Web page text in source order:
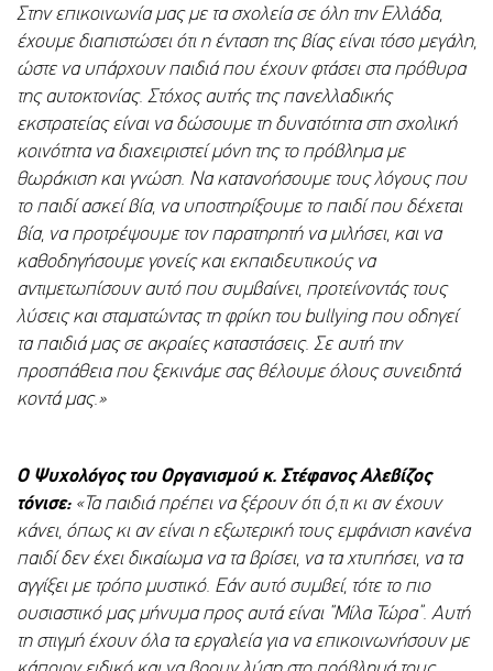
Στην επικοινωνία μας με τα σχολεία σε όλη την Ελλάδα,
έχουμε διαπιστώσει ότι η ένταση της βίας είναι τόσο μεγάλη,
ώστε να υπάρχουν παιδιά που έχουν φτάσει στα πρόθυρα
της αυτοκτονίας. Στόχος αυτής της πανελλαδικής
εκστρατείας είναι να δώσουμε τη δυνατότητα στη σχολική
κοινότητα να διαχειριστεί μόνη της το πρόβλημα με
θωράκιση και γνώση. Να κατανοήσουμε τους λόγους που
το παιδί ασκεί βία, να υποστηρίξουμε το παιδί που δέχεται
βία, να προτρέψουμε τον παρατηρητή να μιλήσει, και να
καθοδηγήσουμε γονείς και εκπαιδευτικούς να
αντιμετωπίσουν αυτό που συμβαίνει, προτείνοντάς τους
λύσεις και σταματώντας τη φρίκη τουbullyingπου οδηγεί
τα παιδιά μας σε ακραίες καταστάσεις. Σε αυτή την
προσπάθεια που ξεκινάμε σας θέλουμε όλους συνειδητά
κοντά μας.»
Ο Ψυχολόγος του Οργανισμού κ. Στέφανος Αλεβίζος
τόνισε:«Τα παιδιά πρέπει να ξέρουν ότι ό,τι κι αν έχουν
κάνει, όπως κι αν είναι η εξωτερική τους εμφάνιση κανένα
παιδί δεν έχει δικαίωμα να τα βρίσει, να τα χτυπήσει, να τα
αγγίξει με τρόπο μυστικό. Εάν αυτό συμβεί, τότε το πιο
ουσιαστικό μας μήνυμα προς αυτά είναι “Μίλα Τώρα”. Αυτή
τη στιγμή έχουν όλα τα εργαλεία για να επικοινωνήσουν με